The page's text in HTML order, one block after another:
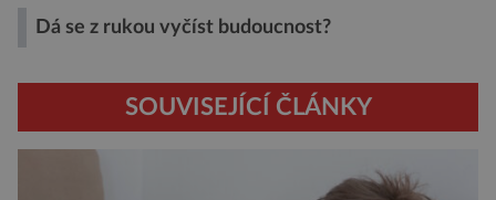
Dá se z rukou vyčíst budoucnost?
SOUVISEJÍCÍ ČLÁNKY